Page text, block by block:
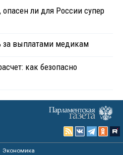
ли для России супер
за выплатами медикам
как безопасно
Экономика